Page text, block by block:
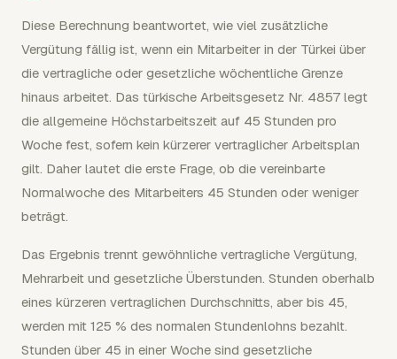
Diese Berechnung beantwortet, wie viel zusätzliche
Vergütung fällig ist, wenn ein Mitarbeiter in der Türkei über
die vertragliche oder gesetzliche wöchentliche Grenze
hinaus arbeitet. Das türkische Arbeitsgesetz Nr. 4857 legt
die allgemeine Höchstarbeitszeit auf 45 Stunden pro
Woche fest, sofern kein kürzerer vertraglicher Arbeitsplan
gilt. Daher lautet die erste Frage, ob die vereinbarte
Normalwoche des Mitarbeiters 45 Stunden oder weniger
beträgt.
Das Ergebnis trennt gewöhnliche vertragliche Vergütung,
Mehrarbeit und gesetzliche Überstunden. Stunden oberhalb
eines kürzeren vertraglichen Durchschnitts, aber bis 45,
werden mit 125 % des normalen Stundenlohns bezahlt.
Stunden über 45 in einer Woche sind gesetzliche